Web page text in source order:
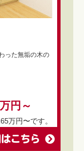
った無垢の木の
円～
万円〜です。
こちら